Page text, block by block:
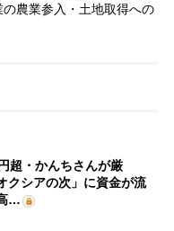
農業参入・土地取得への
超・かんちさんが厳
クシアの次」に資金が流
…